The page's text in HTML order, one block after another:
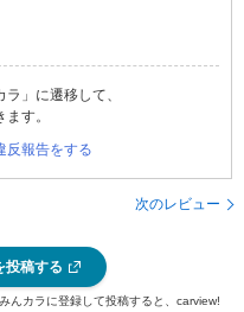
」に遷移して、
す。
反報告をする
次のレビュー
投稿する
んカラに登録して投稿すると、carview!